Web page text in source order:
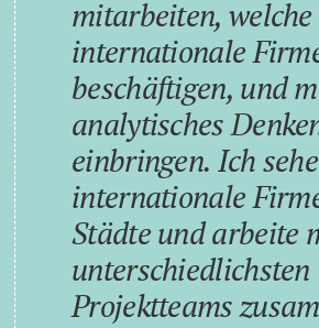
mitarbeiten, welche
internationale
beschäftigen, und
analytisches
einbringen. Ich
internationale
Städte und arbeite
unterschiedlichsten
Projektteams